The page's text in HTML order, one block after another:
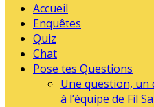
Accueil
Enquêtes
Quiz
Chat
Pose tes Questions
Une question, un
à l’équipe de Fil